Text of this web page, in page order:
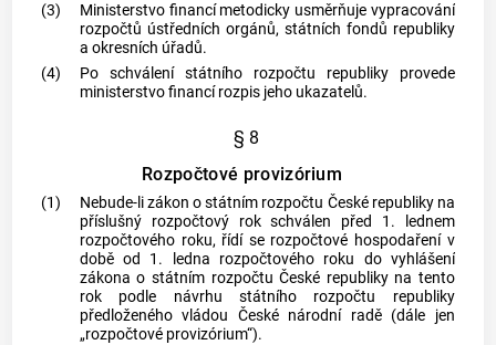
(3)
Ministerstvo financí metodicky usměrňuje vypracování
rozpočtů ústředních orgánů, státních fondů republiky
a okresních úřadů.
(4)
Po schválení státního rozpočtu republiky provede
ministerstvo financí rozpis jeho ukazatelů.
§ 8
Rozpočtové provizórium
(1)
Nebude-li zákon o státním rozpočtu České republiky na
příslušný rozpočtový rok schválen před 1. lednem
rozpočtového roku, řídí se rozpočtové hospodaření v
době od 1. ledna rozpočtového roku do vyhlášení
zákona o státním rozpočtu České republiky na tento
rok podle návrhu státního rozpočtu republiky
předloženého vládou České národní radě (dále jen
„rozpočtové provizórium“).